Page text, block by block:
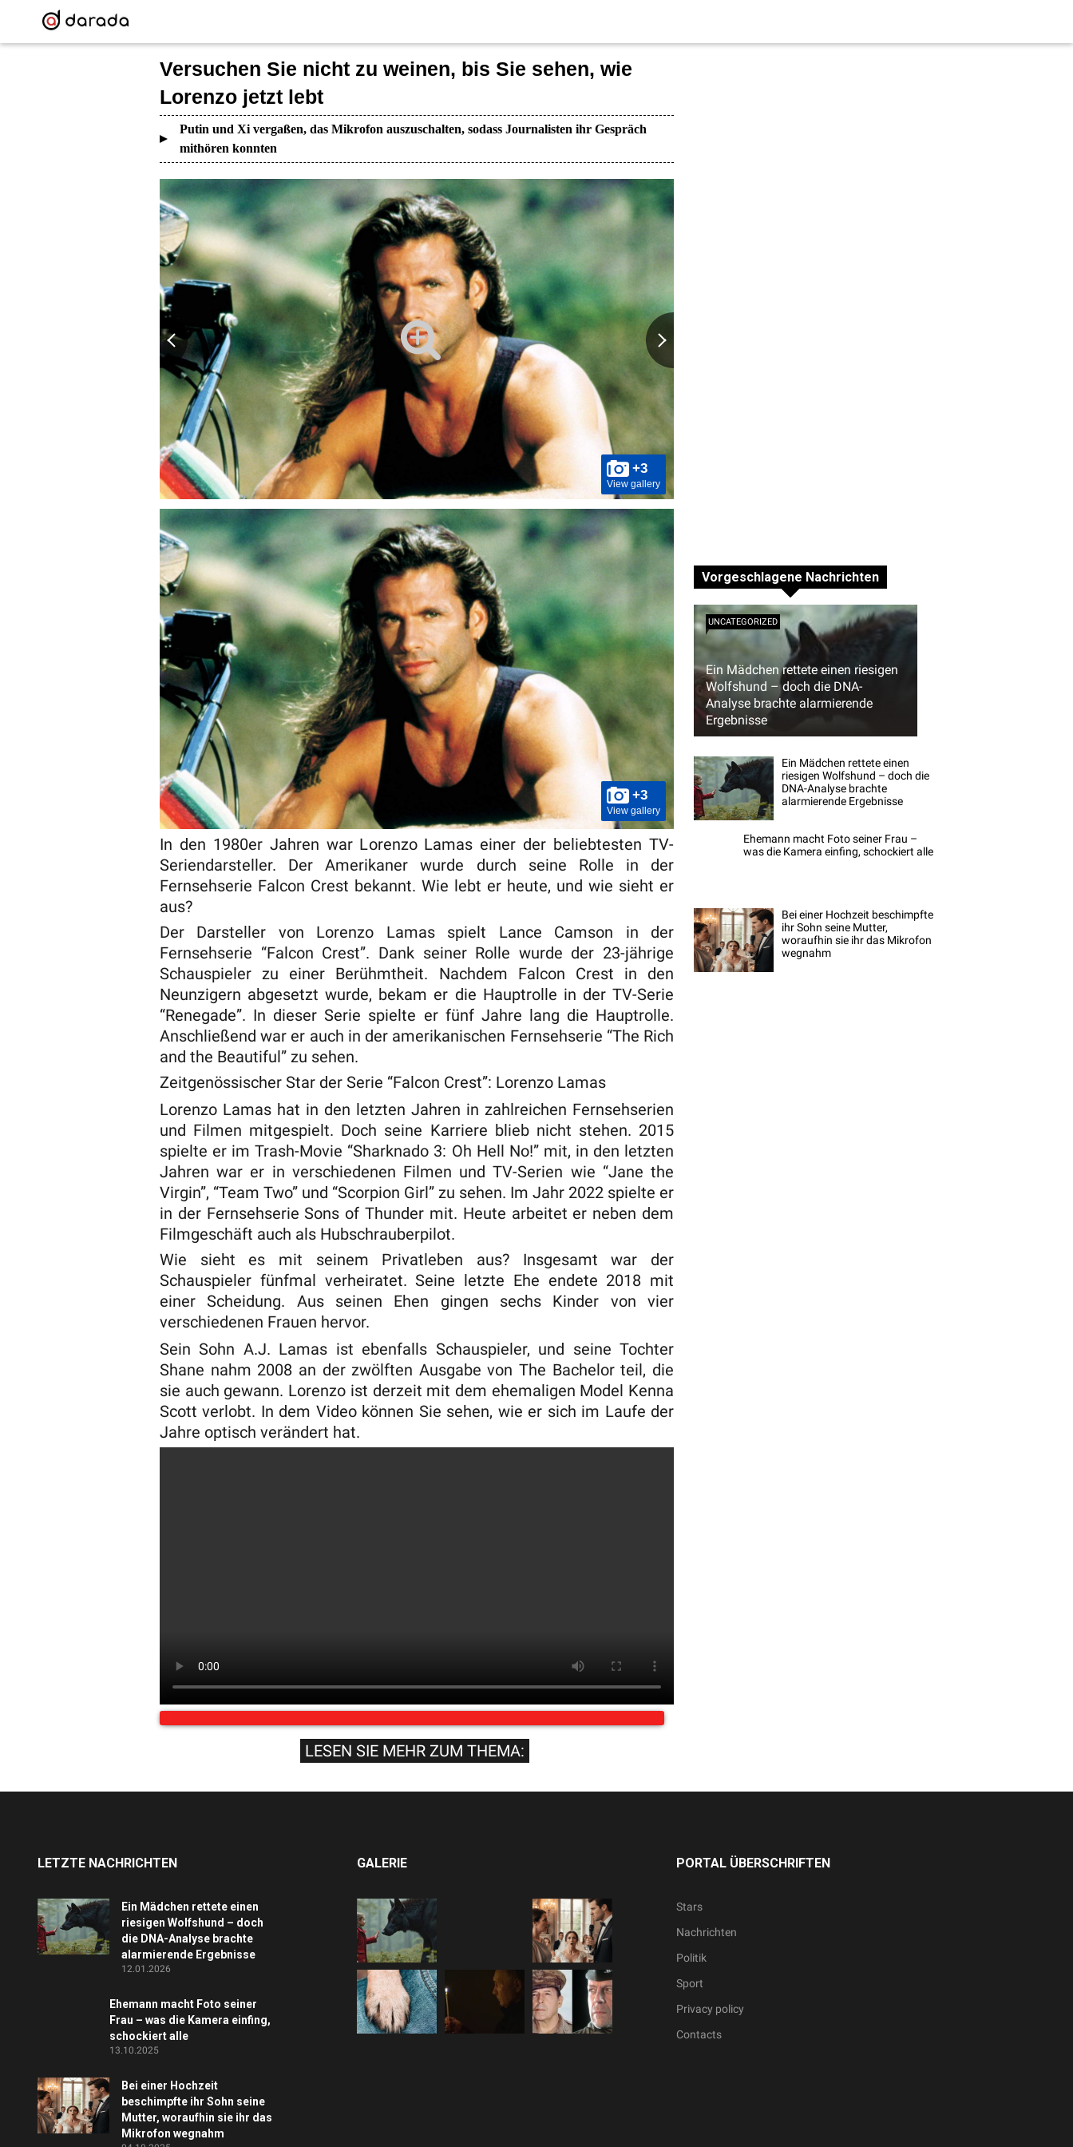
Versuchen Sie nicht zu weinen, bis Sie sehen, wie
Lorenzo jetzt lebt
Putin und Xi vergaßen, das Mikrofon auszuschalten, sodass Journalisten ihr Gespräch
mithören konnten
+3
View gallery
+3
View gallery
In den 1980er Jahren war Lorenzo Lamas einer der beliebtesten TV-
Seriendarsteller. Der Amerikaner wurde durch seine Rolle in der
Fernsehserie Falcon Crest bekannt. Wie lebt er heute, und wie sieht er
aus?
Der Darsteller von Lorenzo Lamas spielt Lance Camson in der
Fernsehserie “Falcon Crest”. Dank seiner Rolle wurde der 23-jährige
Schauspieler zu einer Berühmtheit. Nachdem Falcon Crest in den
Neunzigern abgesetzt wurde, bekam er die Hauptrolle in der TV-Serie
“Renegade”. In dieser Serie spielte er fünf Jahre lang die Hauptrolle.
Anschließend war er auch in der amerikanischen Fernsehserie “The Rich
and the Beautiful” zu sehen.
Zeitgenössischer Star der Serie “Falcon Crest”: Lorenzo Lamas
Lorenzo Lamas hat in den letzten Jahren in zahlreichen Fernsehserien
und Filmen mitgespielt. Doch seine Karriere blieb nicht stehen. 2015
spielte er im Trash-Movie “Sharknado 3: Oh Hell No!” mit, in den letzten
Jahren war er in verschiedenen Filmen und TV-Serien wie “Jane the
Virgin”, “Team Two” und “Scorpion Girl” zu sehen. Im Jahr 2022 spielte er
in der Fernsehserie Sons of Thunder mit. Heute arbeitet er neben dem
Filmgeschäft auch als Hubschrauberpilot.
Wie sieht es mit seinem Privatleben aus? Insgesamt war der
Schauspieler fünfmal verheiratet. Seine letzte Ehe endete 2018 mit
einer Scheidung. Aus seinen Ehen gingen sechs Kinder von vier
verschiedenen Frauen hervor.
Sein Sohn A.J. Lamas ist ebenfalls Schauspieler, und seine Tochter
Shane nahm 2008 an der zwölften Ausgabe von The Bachelor teil, die
sie auch gewann. Lorenzo ist derzeit mit dem ehemaligen Model Kenna
Scott verlobt. In dem Video können Sie sehen, wie er sich im Laufe der
Jahre optisch verändert hat.
LESEN SIE MEHR ZUM THEMA:
Vorgeschlagene Nachrichten
Ein Mädchen rettete einen riesigen
Wolfshund – doch die DNA-
Analyse brachte alarmierende
Ergebnisse
UNCATEGORIZED
Ein Mädchen rettete einen
riesigen Wolfshund – doch die
DNA-Analyse brachte
alarmierende Ergebnisse
Ehemann macht Foto seiner Frau –
was die Kamera einfing, schockiert alle
Bei einer Hochzeit beschimpfte
ihr Sohn seine Mutter,
woraufhin sie ihr das Mikrofon
wegnahm
LETZTE NACHRICHTEN
Ein Mädchen rettete einen
riesigen Wolfshund – doch
die DNA-Analyse brachte
alarmierende Ergebnisse
12.01.2026
Ehemann macht Foto seiner
Frau – was die Kamera einfing,
schockiert alle
13.10.2025
Bei einer Hochzeit
beschimpfte ihr Sohn seine
Mutter, woraufhin sie ihr das
Mikrofon wegnahm
GALERIE PORTAL ÜBERSCHRIFTEN
Stars
Nachrichten
Politik
Sport
Privacy policy
Contacts